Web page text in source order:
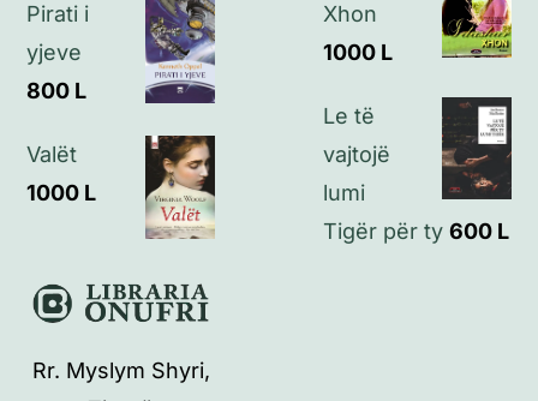
Pirati i
yjeve
800 L
Valët
1000 L
Xhon
1000 L
Le të
vajtojë
lumi
Tigër për ty 600 L
Rr. Myslym Shyri,